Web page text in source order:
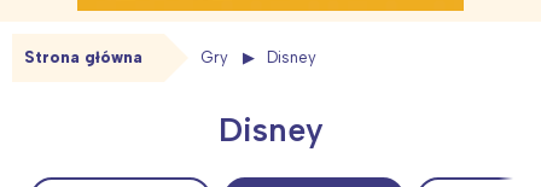
Strona główna Gry Disney
Disney